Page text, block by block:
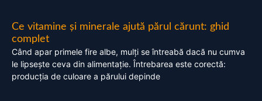
Ce vitamine și minerale ajută părul cărunt: ghid
complet
Când apar primele fire albe, mulți se întreabă dacă nu cumva
le lipsește ceva din alimentație. Întrebarea este corectă:
producția de culoare a părului depinde